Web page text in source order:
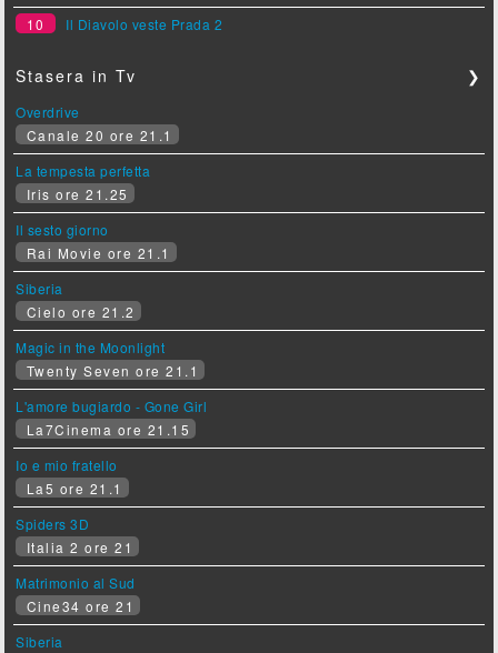
10
Il Diavolo veste Prada 2
Stasera in Tv ❯
Overdrive
Canale 20 ore 21.1
La tempesta perfetta
Iris ore 21.25
Il sesto giorno
Rai Movie ore 21.1
Siberia
Cielo ore 21.2
Magic in the Moonlight
Twenty Seven ore 21.1
L'amore bugiardo - Gone Girl
La7Cinema ore 21.15
Io e mio fratello
La5 ore 21.1
Spiders 3D
Italia 2 ore 21
Matrimonio al Sud
Cine34 ore 21
Siberia